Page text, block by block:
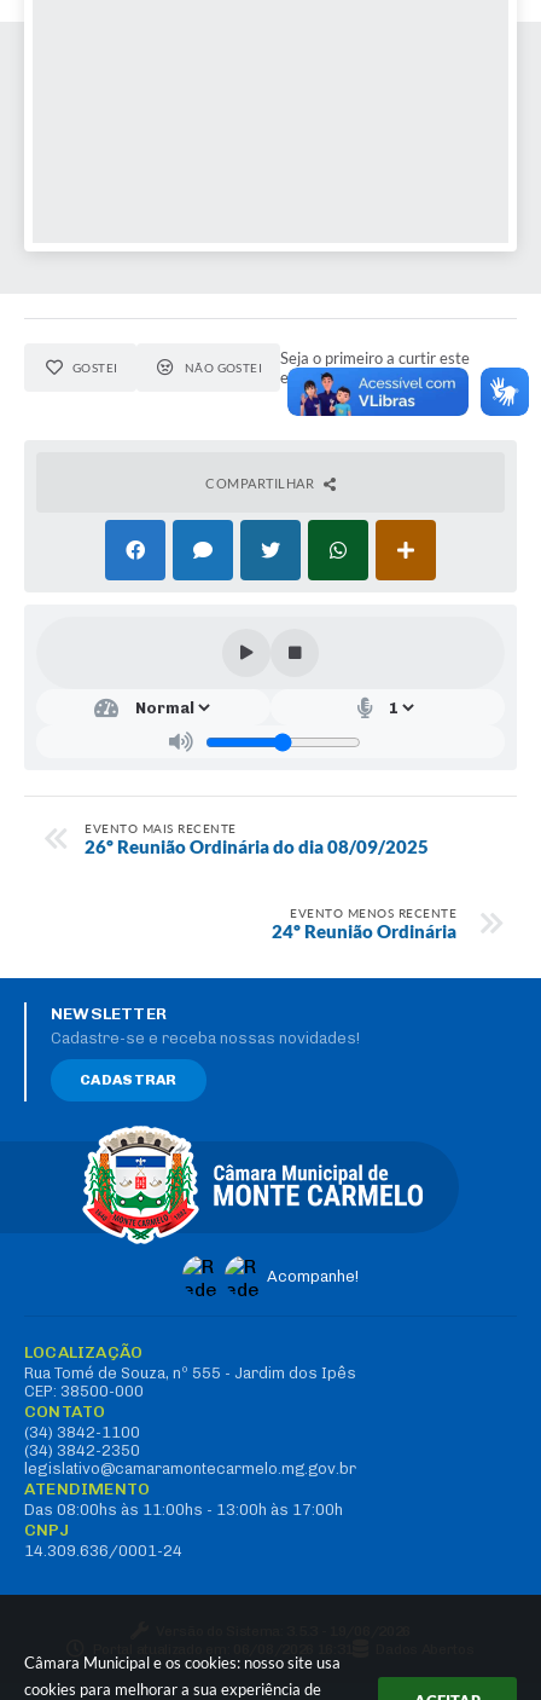
Câmara Municipal e os cookies: nosso site usa
cookies para melhorar a sua experiência de
GOSTEI NÃO GOSTEI
Seja o primeiro a curtir este
evento.
COMPARTILHAR
EVENTO MAIS RECENTE
26º Reunião Ordinária do dia 08/09/2025
EVENTO MENOS RECENTE
24º Reunião Ordinária
Acompanhe!
NEWSLETTER
Cadastre-se e receba nossas novidades!
CADASTRAR
LOCALIZAÇÃO
Rua Tomé de Souza, nº 555 - Jardim dos Ipês
CEP: 38500-000
CONTATO
(34) 3842-1100
(34) 3842-2350
legislativo@camaramontecarmelo.mg.gov.br
ATENDIMENTO
Das 08:00hs às 11:00hs - 13:00h às 17:00h
CNPJ
14.309.636/0001-24